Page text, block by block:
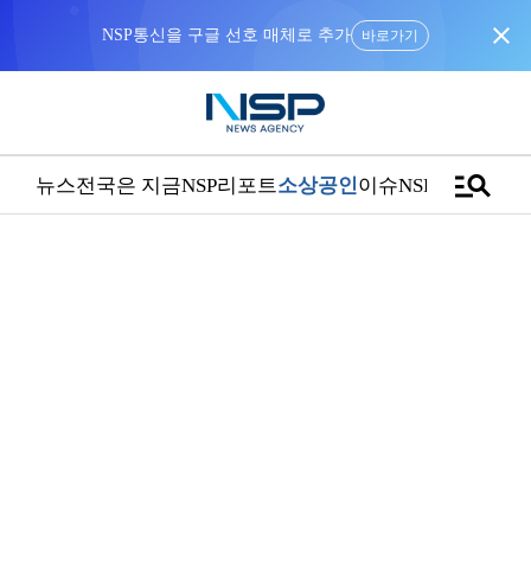
바로가기 close
뉴스전국은 지금NSP리포트소상공인이슈NSPTVmanage_search